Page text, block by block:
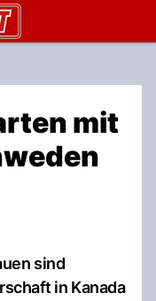
mit
sind
in Kanada